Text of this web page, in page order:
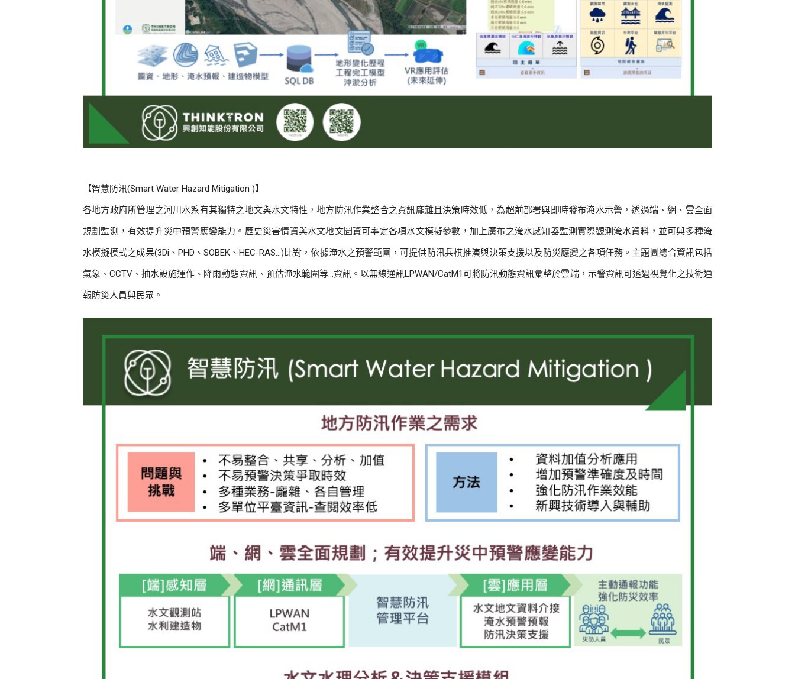
【智慧防汛(Smart Water Hazard Mitigation )】
各地方政府所管理之河川水系有其獨特之地文與水文特性，地方防汛作業整合之資訊龐雜且決策時效低，為超前部署與即時發布淹水示警，透過端、網、雲全面
規劃監測，有效提升災中預警應變能力。歷史災害情資與水文地文圖資可率定各項水文模擬參數，加上廣布之淹水感知器監測實際觀測淹水資料，並可與多種淹
水模擬模式之成果(3Di、PHD、SOBEK、HEC-RAS…)比對，依據淹水之預警範圍，可提供防汛兵棋推演與決策支援以及防災應變之各項任務。主題圖總合資訊包括
氣象、CCTV、抽水設施運作、降雨動態資訊、預估淹水範圍等…資訊。以無線通訊LPWAN/CatM1可將防汛動態資訊彙整於雲端，示警資訊可透過視覺化之技術通
報防災人員與民眾。